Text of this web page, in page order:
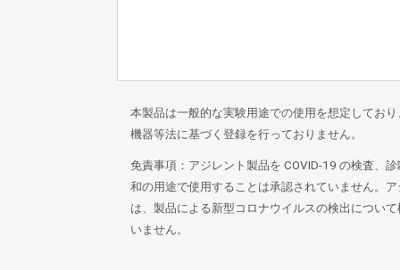
本製品は一般的な実験用途での使用を想定してお
機器等法に基づく登録を行っておりません。
免責事項：アジレント製品を COVID-19 の検査、
和の用途で使用することは承認されていません。
は、製品による新型コロナウイルスの検出につい
いません。